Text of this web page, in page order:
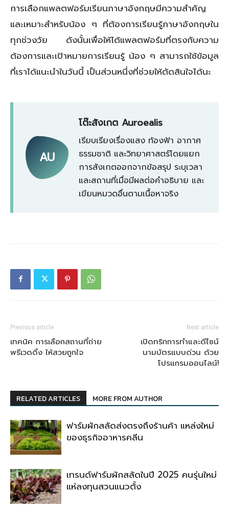
การเลือกแพลตฟอร์มเรียนภาษาอังกฤษมีความสำคัญ
และเหมาะสำหรับน้อง ๆ ที่ต้องการเรียนรู้ภาษาอังกฤษใน
ทุกช่วงวัย ดังนั้นเพื่อให้ได้แพลตฟอร์มที่ตรงกับความ
ต้องการและเป้าหมายการเรียนรู้ น้อง ๆ สามารถใช้ข้อมูล
ที่เราได้แนะนำในวันนี้ เป็นส่วนหนึ่งที่ช่วยให้ตัดสินใจได้นะ
AU
โต๊ะสังเกต Auroealis
เรียบเรียงเรื่องแสง ท้องฟ้า อากาศ
ธรรมชาติ และวิทยาศาสตร์โดยแยก
การสังเกตออกจากข้อสรุป ระบุเวลา
และสถานที่เมื่อมีผลต่อคำอธิบาย และ
เขียนหมวดอื่นตามเนื้อหาจริง
Previous article
เทคนิค การเลือกสถานที่ถ่าย
พรีเวดดิ้ง ให้สวยถูกใจ
Next article
เปิดทริกการทำและดีไซน์
นามบัตรแบบด่วน ด้วย
โปรแกรมออนไลน์!
RELATED ARTICLES MORE FROM AUTHOR
ฟาร์มผักสลัดส่งตรงถึงร้านค้า แหล่งใหม่
ของธุรกิจอาหารคลีน
เทรนด์ฟาร์มผักสลัดในปี 2025 คนรุ่นใหม่
แห่ลงทุนสวนแนวตั้ง